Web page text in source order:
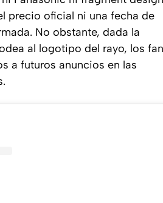
precio oficial ni una fecha de
No obstante, dada la
al logotipo del rayo, los
a futuros anuncios en las